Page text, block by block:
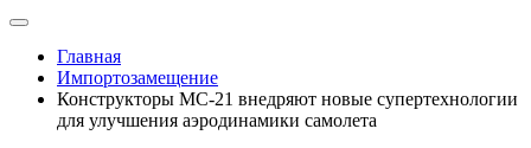
Главная
Импортозамещение
Конструкторы МС-21 внедряют новые супертехнологии
для улучшения аэродинамики самолета